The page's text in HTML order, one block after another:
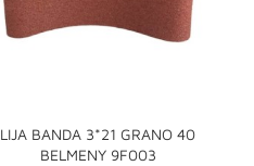
LIJA BANDA 3*21 GRANO 40
BELMENY 9F003
